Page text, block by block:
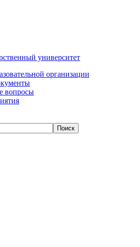
университет
организации
вопросы